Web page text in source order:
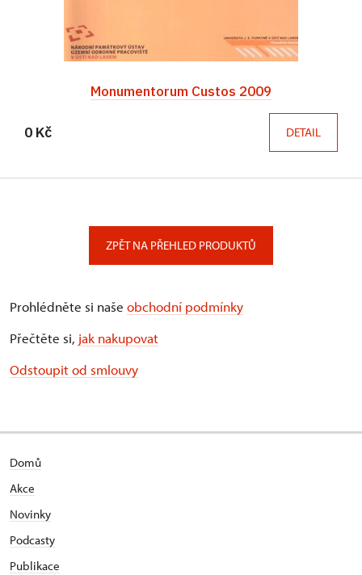
Monumentorum Custos 2009
0 Kč DETAIL
ZPĚT NA PŘEHLED PRODUKTŮ
Prohlédněte si naše obchodní podmínky
Přečtěte si, jak nakupovat
Odstoupit od smlouvy
Domů
Akce
Novinky
Podcasty
Publikace